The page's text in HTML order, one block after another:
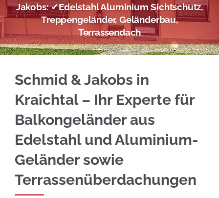
Jakobs: ✓Edelstahl Aluminium Sichtschutz,
Treppengeländer, Geländerbau,
Terrassendach
Schmid & Jakobs in
Kraichtal – Ihr Experte für
Balkongeländer aus
Edelstahl und Aluminium-
Geländer sowie
Terrassenüberdachungen